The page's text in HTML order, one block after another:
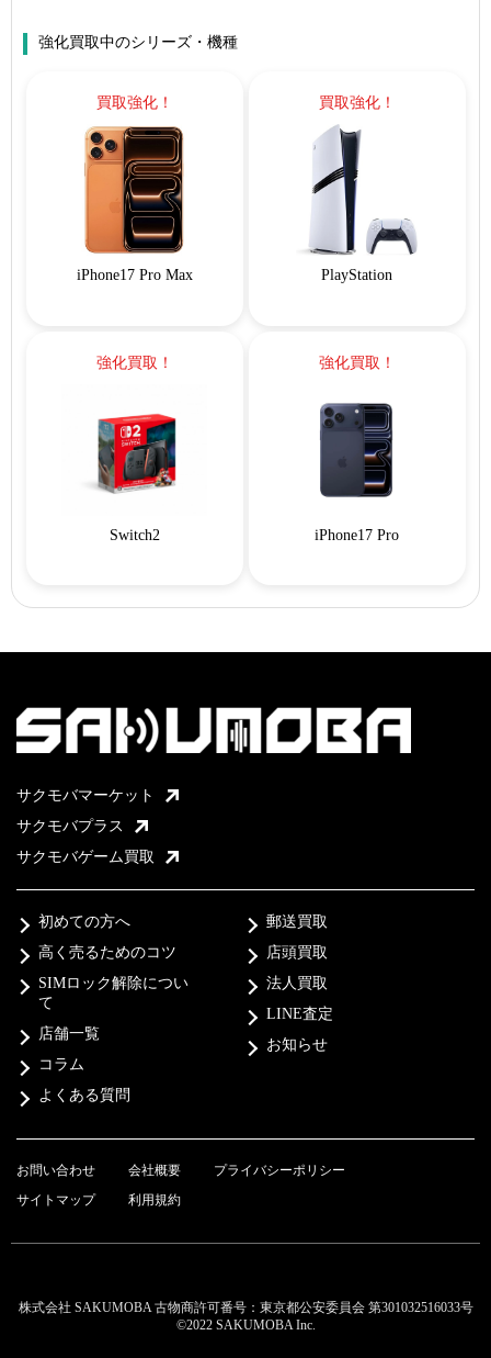
強化買取中のシリーズ・機種
買取強化！
iPhone17 Pro Max
買取強化！
PlayStation
強化買取！
Switch2
強化買取！
iPhone17 Pro
サクモバマーケット
サクモバプラス
サクモバゲーム買取
初めての方へ
高く売るためのコツ
SIMロック解除につい
て
店舗一覧
コラム
よくある質問
郵送買取
店頭買取
法人買取
LINE査定
お知らせ
お問い合わせ 会社概要
プライバシーポリシー
サイトマップ
利用規約
株式会社 SAKUMOBA 古物商許可番号：東京都公安委員会 第301032516033号
©2022 SAKUMOBA Inc.